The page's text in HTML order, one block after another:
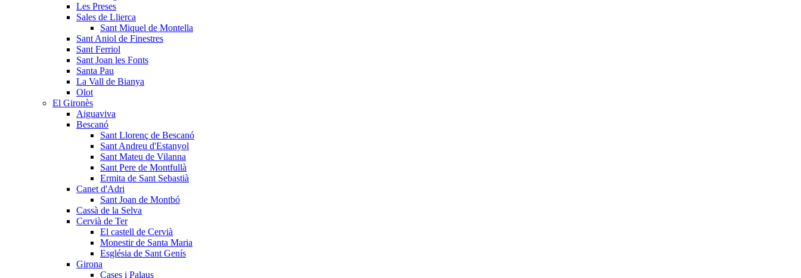
Les Preses
Sales de Llierca
Sant Miquel de Montella
Sant Aniol de Finestres
Sant Ferriol
Sant Joan les Fonts
Santa Pau
La Vall de Bianya
Olot
El Gironès
Aiguaviva
Bescanó
Sant Llorenç de Bescanó
Sant Andreu d'Estanyol
Sant Mateu de Vilanna
Sant Pere de Montfullà
Ermita de Sant Sebastià
Canet d'Adri
Sant Joan de Montbó
Cassà de la Selva
Cervià de Ter
El castell de Cervià
Monestir de Santa Maria
Església de Sant Genís
Girona
Cases i Palaus